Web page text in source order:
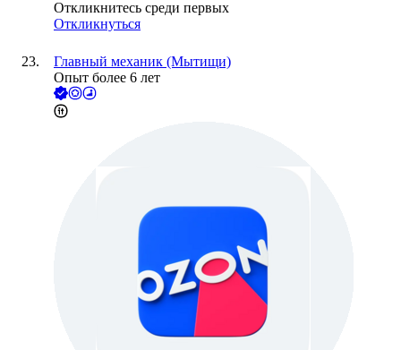
Откликнитесь среди первых
Откликнуться
Главный механик (Мытищи)
Опыт более 6 лет